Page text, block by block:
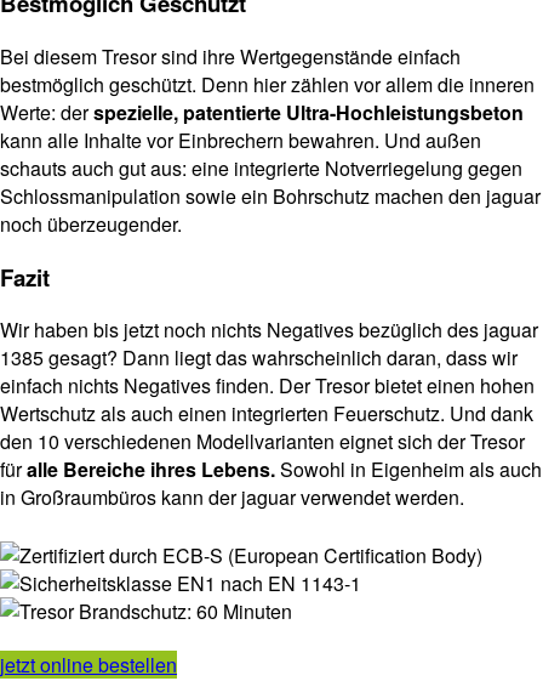
Bei diesem Tresor sind ihre Wertgegenstände einfach
bestmöglich geschützt. Denn hier zählen vor allem die inneren
Werte: derspezielle, patentierte Ultra-Hochleistungsbeton
kann alle Inhalte vor Einbrechern bewahren. Und außen
schauts auch gut aus: eine integrierte Notverriegelung gegen
Schlossmanipulation sowie ein Bohrschutz machen den jaguar
noch überzeugender.
Fazit
Wir haben bis jetzt noch nichts Negatives bezüglich des jaguar
1385 gesagt? Dann liegt das wahrscheinlich daran, dass wir
einfach nichts Negatives finden. Der Tresor bietet einen hohen
Wertschutz als auch einen integrierten Feuerschutz. Und dank
den 10 verschiedenen Modellvarianten eignet sich der Tresor
füralle Bereiche ihres Lebens.Sowohl in Eigenheim als auch
in Großraumbüros kann der jaguar verwendet werden.
jetzt online bestellen